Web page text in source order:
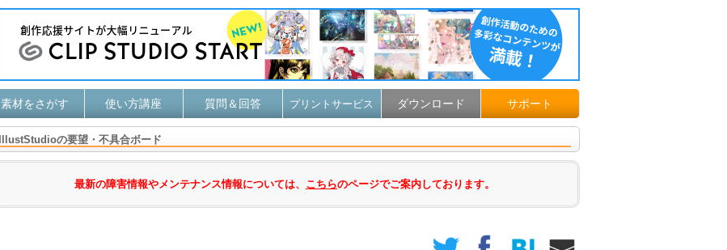
素材をさがす 使い方講座 質問＆回答 プリントサービス ダウンロード サポート
IllustStudioの要望・不具合ボード
最新の障害情報やメンテナンス情報については、 こちらのページでご案内しております。